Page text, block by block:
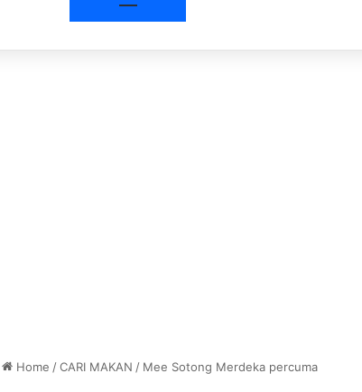
Home /CARI MAKAN / Mee Sotong Merdeka percuma